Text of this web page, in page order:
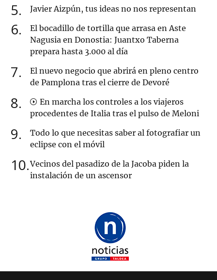
5 Javier Aizpún, tus ideas no nos representan
6
El bocadillo de tortilla que arrasa en Aste
Nagusia en Donostia: Juantxo Taberna
prepara hasta 3.000 al día
7
El nuevo negocio que abrirá en pleno centro
de Pamplona tras el cierre de Devoré
8
En marcha los controles a los viajeros
procedentes de Italia tras el pulso de Meloni
9
Todo lo que necesitas saber al fotografiar un
eclipse con el móvil
10 Vecinos del pasadizo de la Jacoba piden la
instalación de un ascensor